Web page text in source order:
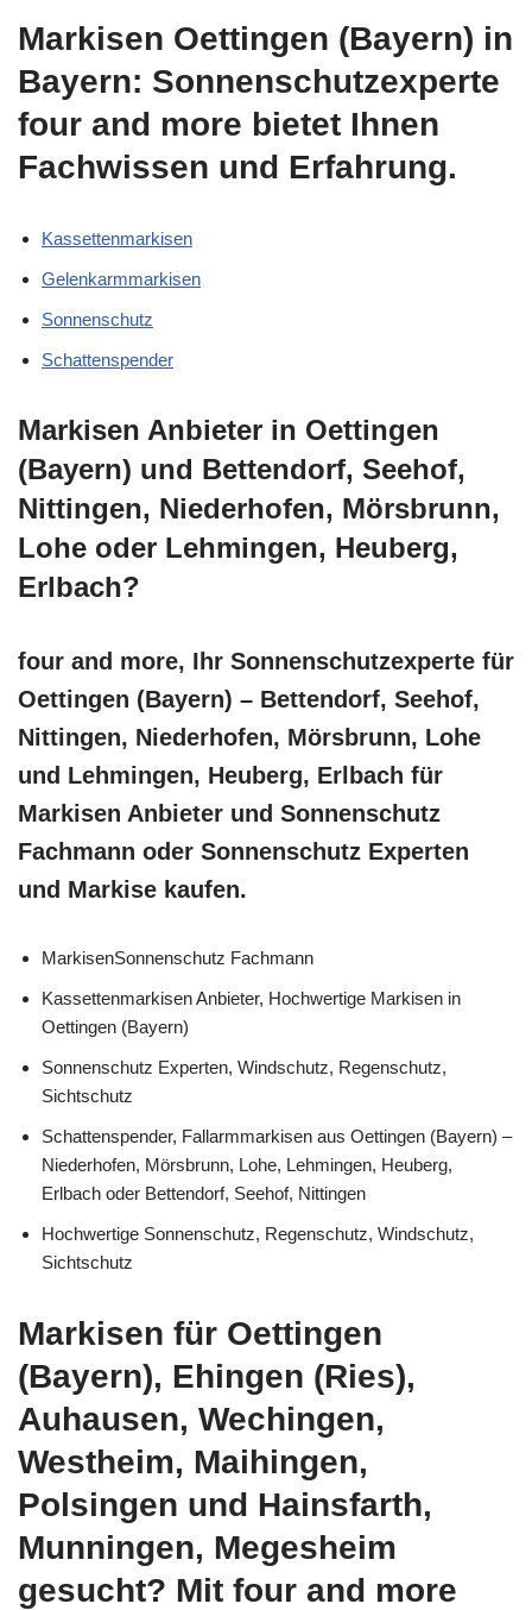
Markisen Oettingen (Bayern) in
Bayern: Sonnenschutzexperte
four and more bietet Ihnen
Fachwissen und Erfahrung.
Kassettenmarkisen
Gelenkarmmarkisen
Sonnenschutz
Schattenspender
Markisen Anbieter in Oettingen
(Bayern) und Bettendorf, Seehof,
Nittingen, Niederhofen, Mörsbrunn,
Lohe oder Lehmingen, Heuberg,
Erlbach?
four and more, Ihr Sonnenschutzexperte für
Oettingen (Bayern) – Bettendorf, Seehof,
Nittingen, Niederhofen, Mörsbrunn, Lohe
und Lehmingen, Heuberg, Erlbach für
Markisen Anbieter und Sonnenschutz
Fachmann oder Sonnenschutz Experten
und Markise kaufen.
MarkisenSonnenschutz Fachmann
Kassettenmarkisen Anbieter, Hochwertige Markisen in
Oettingen (Bayern)
Sonnenschutz Experten, Windschutz, Regenschutz,
Sichtschutz
Schattenspender, Fallarmmarkisen aus Oettingen (Bayern) –
Niederhofen, Mörsbrunn, Lohe, Lehmingen, Heuberg,
Erlbach oder Bettendorf, Seehof, Nittingen
Hochwertige Sonnenschutz, Regenschutz, Windschutz,
Sichtschutz
Markisen für Oettingen
(Bayern), Ehingen (Ries),
Auhausen, Wechingen,
Westheim, Maihingen,
Polsingen und Hainsfarth,
Munningen, Megesheim
gesucht? Mit four and more